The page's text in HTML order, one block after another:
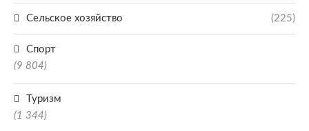
Сельское хозяйство (225)
Спорт
(9 804)
Туризм
(1 344)